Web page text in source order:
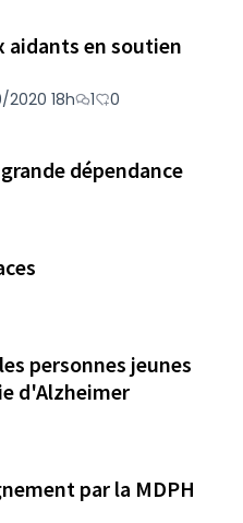
aidants en soutien
2020 18h 1 0
dépendance
personnes jeunes
d'Alzheimer
par la MDPH